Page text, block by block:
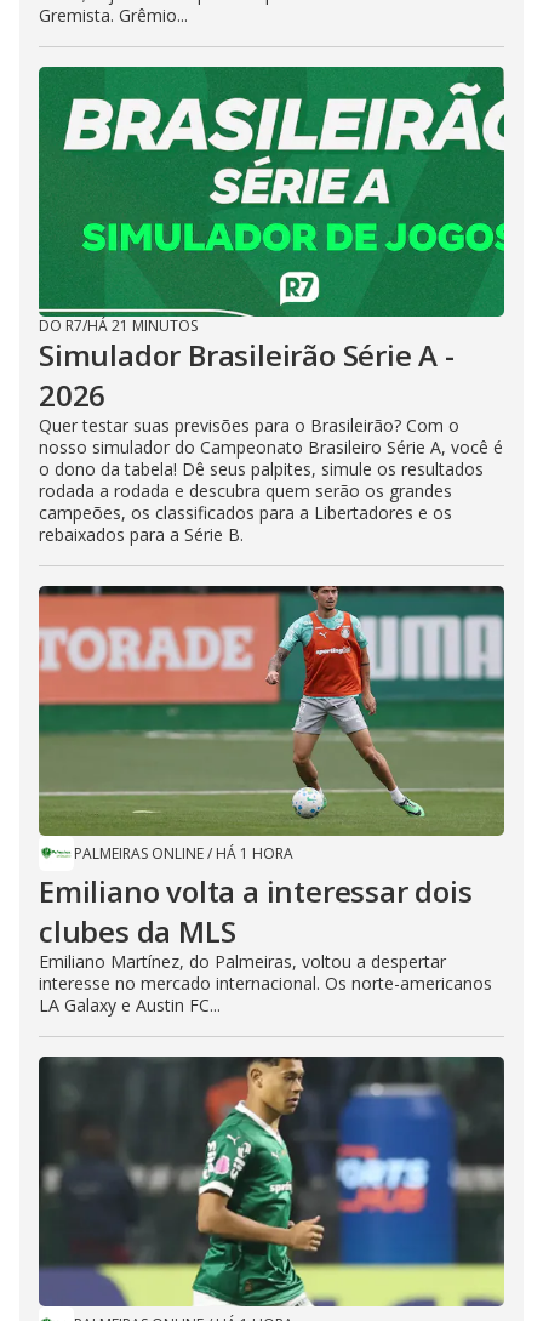
Gremista. Grêmio...
DO R7/HÁ 21 MINUTOS
Simulador Brasileirão Série A -
2026
Quer testar suas previsões para o Brasileirão? Com o
nosso simulador do Campeonato Brasileiro Série A, você é
o dono da tabela! Dê seus palpites, simule os resultados
rodada a rodada e descubra quem serão os grandes
campeões, os classificados para a Libertadores e os
rebaixados para a Série B.
PALMEIRAS ONLINE/ HÁ 1 HORA
Emiliano volta a interessar dois
clubes da MLS
Emiliano Martínez, do Palmeiras, voltou a despertar
interesse no mercado internacional. Os norte-americanos
LA Galaxy e Austin FC...